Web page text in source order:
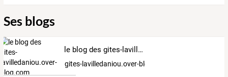
Ses blogs
le blog des gites-lavilledaniou.over-blog.com
gites-lavilledaniou.over-blog.com